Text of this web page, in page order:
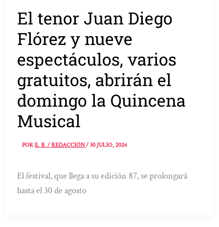
El tenor Juan Diego
Flórez y nueve
espectáculos, varios
gratuitos, abrirán el
domingo la Quincena
Musical
PORE. B. / REDACCIÓN/30 JULIO, 2026
El festival, que llega a su edición 87, se prolongará
hasta el 30 de agosto